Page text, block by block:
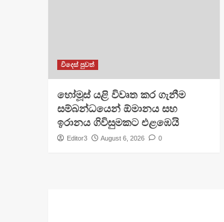
විදෙස් පුවත්
හෝමූස් යළි විවෘත කර ගැනීම
සම්බන්ධයෙන් ඕමානය සහ
ඉරානය ගිවිසුමකට එළඹෙයි
Editor3 August 6, 2026 0